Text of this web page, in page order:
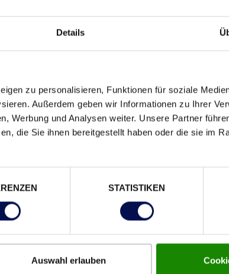
Details
zu personalisieren, Funktionen für soziale
Außerdem geben wir Informationen zu Ihrer
Werbung und Analysen weiter. Unsere Partner
die Sie ihnen bereitgestellt haben oder die sie im
STATISTIKEN
Auswahl erlauben
wir bilden unsere Facharbeiter selbst aus.
dass wir wieder talentierte, junge Menschen
lernen in den Bereichen
Die Mehrheit der neuen DANA Lehrlinge in
traditionell das Lehrlingsfrühstück: Die
kennen. Nach einer Führung durch eines
und zahlreiche
mit sinnvollen Förderungen, wie
Prämien für außerordentliche Leistungen.
Lehrbetrieb ausgezeichnet und gehört damit
für sechs Berufe: